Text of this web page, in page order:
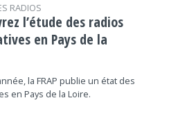
RADIOS
l’étude des radios
en Pays de la
la FRAP publie un état des
en Pays de la Loire.